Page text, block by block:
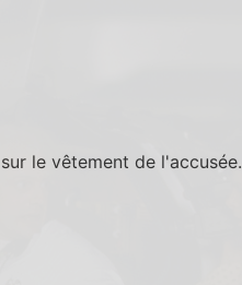
le vêtement de l'accusée.